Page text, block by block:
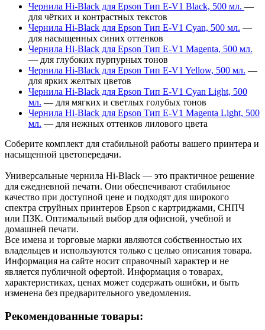
Чернила Hi-Black для Epson Тип E-V1 Black, 500 мл. —
для чётких и контрастных текстов
Чернила Hi-Black для Epson Тип E-V1 Cyan, 500 мл. —
для насыщенных синих оттенков
Чернила Hi-Black для Epson Тип E-V1 Magenta, 500 мл.
— для глубоких пурпурных тонов
Чернила Hi-Black для Epson Тип E-V1 Yellow, 500 мл. —
для ярких желтых цветов
Чернила Hi-Black для Epson Тип E-V1 Cyan Light, 500
мл. — для мягких и светлых голубых тонов
Чернила Hi-Black для Epson Тип E-V1 Magenta Light, 500
мл. — для нежных оттенков лилового цвета
Соберите комплект для стабильной работы вашего принтера и
насыщенной цветопередачи.
Универсальные чернила Hi-Black — это практичное решение
для ежедневной печати. Они обеспечивают стабильное
качество при доступной цене и подходят для широкого
спектра струйных принтеров Epson с картриджами, СНПЧ
или ПЗК. Оптимальный выбор для офисной, учебной и
домашней печати.
Все имена и торговые марки являются собственностью их
владельцев и используются только с целью описания товара.
Информация на сайте носит справочный характер и не
является публичной офертой. Информация о товарах,
характеристиках, ценах может содержать ошибки, и быть
изменена без предварительного уведомления.
Рекомендованные товары: